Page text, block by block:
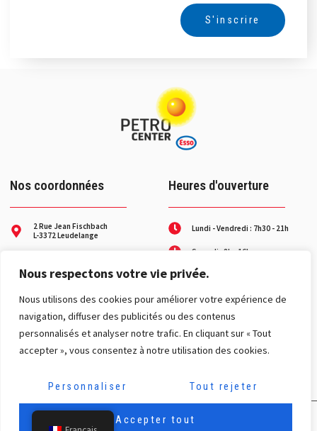
Nous respectons votre vie privée.
Nous utilisons des cookies pour améliorer votre expérience de
navigation, diffuser des publicités ou des contenus
personnalisés et analyser notre trafic. En cliquant sur « Tout
accepter », vous consentez à notre utilisation des cookies.
Personnaliser Tout rejeter
Accepter tout
S'inscrire
Nos coordonnées
2 Rue Jean Fischbach
L-3372 Leudelange
contact@petro-center.lu
Heures d'ouverture
Lundi - Vendredi : 7h30 - 21h
Samedi : 8h - 16h
Service dépannage les week-
8002 31 31
Nos réseaux
Mentions légales|Politique de confidentialité